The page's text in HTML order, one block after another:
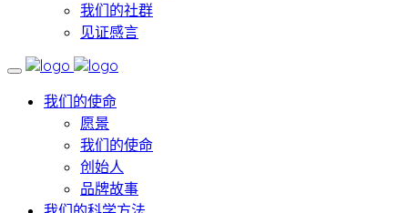
我们的社群
见证感言
我们的使命
愿景
我们的使命
创始人
品牌故事